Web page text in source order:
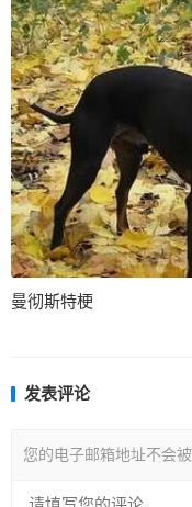
曼彻斯特梗
发表评论
您的电子邮箱地址不会被